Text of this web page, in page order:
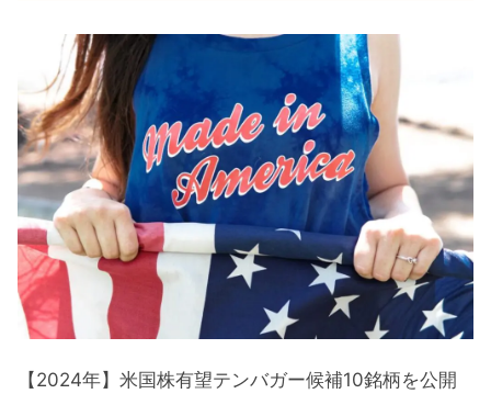
柄概要
MQ（マルケタ）概要
DOCS（ドクシミティ）概要
LAW（CSディスコ）概要
RIVN（リビアン）概要
DDOG（データドッグ）概要
米国株有望テンバガー候補10銘柄パフォー
【2024年】米国株有望テンバガー候補10銘柄を公開